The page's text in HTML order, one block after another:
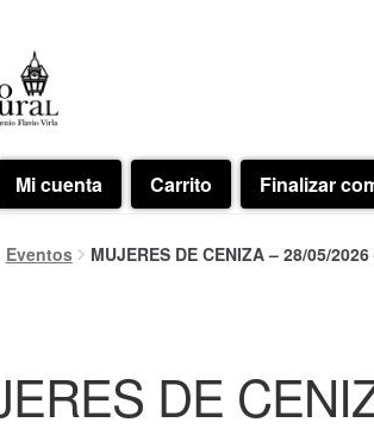
Mi cuenta Carrito Finalizar
Eventos MUJERES DE CENIZA – 28/05/
DE